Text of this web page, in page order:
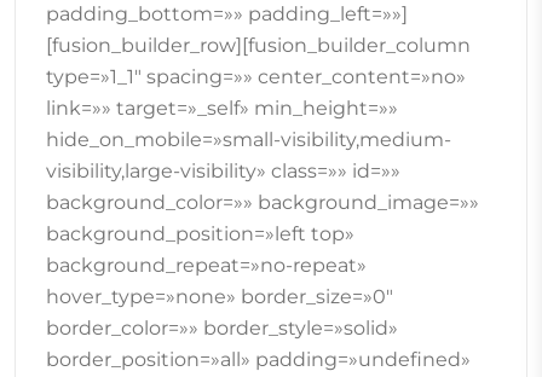
padding_bottom=»» padding_left=»»]
[fusion_builder_row][fusion_builder_column
type=»1_1″ spacing=»» center_content=»no»
link=»» target=»_self» min_height=»»
hide_on_mobile=»small-visibility,medium-
visibility,large-visibility» class=»» id=»»
background_color=»» background_image=»»
background_position=»left top»
background_repeat=»no-repeat»
hover_type=»none» border_size=»0″
border_color=»» border_style=»solid»
border_position=»all» padding=»undefined»